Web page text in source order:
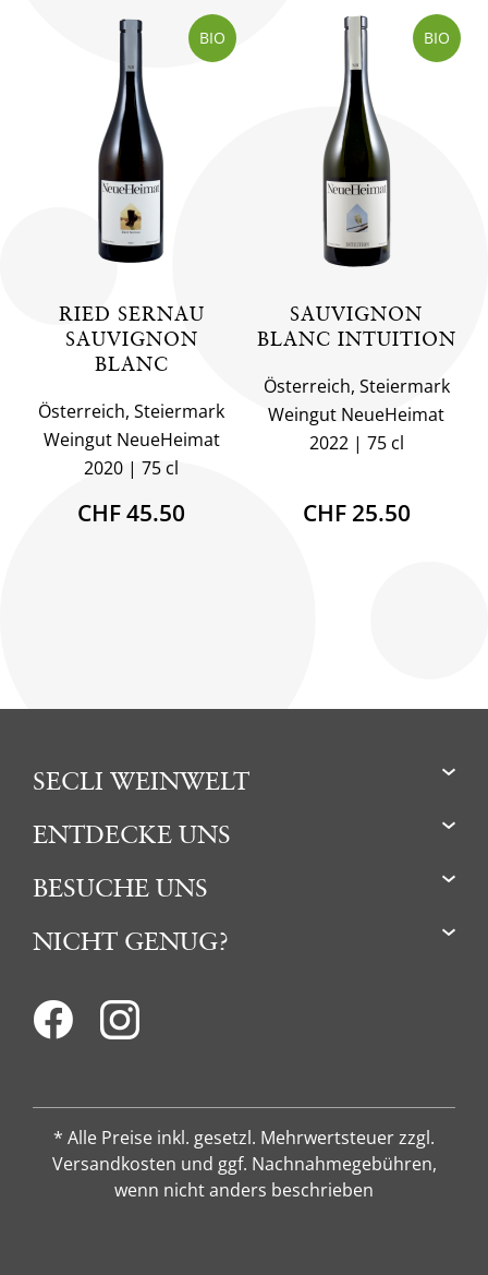
BIO
RIED SERNAU
SAUVIGNON
BLANC
Österreich, Steiermark
Weingut NeueHeimat
2020
75 cl
CHF 45.50
BIO
SAUVIGNON
BLANC INTUITION
Österreich, Steiermark
Weingut NeueHeimat
2022
75 cl
CHF 25.50
SECLI WEINWELT
ENTDECKE UNS
BESUCHE UNS
NICHT GENUG?
* Alle Preise inkl. gesetzl. Mehrwertsteuer zzgl.
Versandkosten und ggf. Nachnahmegebühren,
wenn nicht anders beschrieben